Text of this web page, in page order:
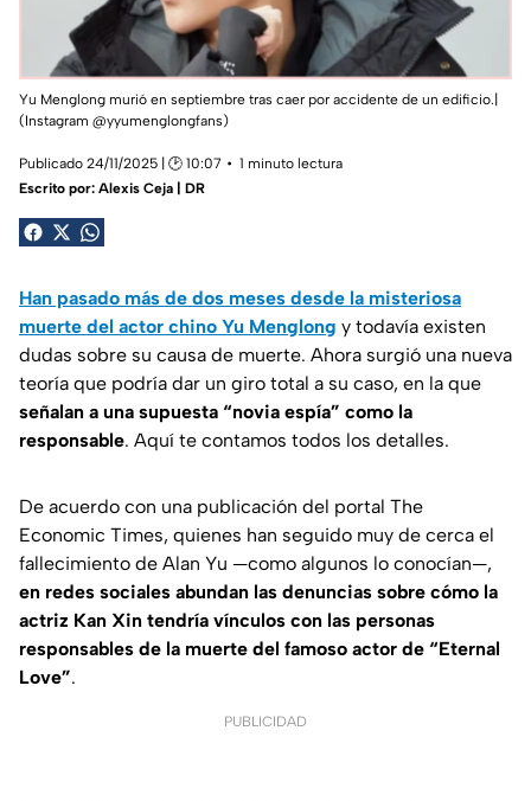
Yu Menglong murió en septiembre tras caer por accidente de un edificio.|
(Instagram @yyumenglongfans)
Publicado 24/11/2025 | 🕑 10:07
1 minuto lectura
Escrito por: Alexis Ceja | DR
Han pasado más de dos meses desde la misteriosa
muerte del actor chino Yu Menglong y todavía existen
dudas sobre su causa de muerte. Ahora surgió una nueva
teoría que podría dar un giro total a su caso, en la que
señalan a una supuesta “novia espía” como la
responsable. Aquí te contamos todos los detalles.
De acuerdo con una publicación del portal The
Economic Times, quienes han seguido muy de cerca el
fallecimiento de Alan Yu —como algunos lo conocían—,
en redes sociales abundan las denuncias sobre cómo la
actriz Kan Xin tendría vínculos con las personas
responsables de la muerte del famoso actor de “Eternal
Love”.
PUBLICIDAD